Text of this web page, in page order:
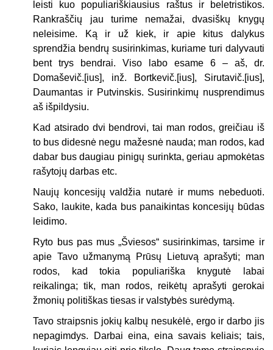
leisti kuo populiariškiausius raštus ir beletristikos.
Rankraščių jau turime nemažai, dvasiškų knygų
neleisime. Ką ir už kiek, ir apie kitus dalykus
sprendžia bendrų susirinkimas, kuriame turi dalyvauti
bent trys bendrai. Viso labo esame 6 – aš, dr.
Domaševič.[ius], inž. Bortkevič.[ius], Sirutavič.[ius],
Daumantas ir Putvinskis. Susirinkimų nusprendimus
aš išpildysiu.
Kad atsirado dvi bendrovi, tai man rodos, greičiau iš
to bus didesnė negu mažesnė nauda; man rodos, kad
dabar bus daugiau pinigų surinkta, geriau apmokėtas
rašytojų darbas etc.
Naujų koncesijų valdžia nutarė ir mums nebeduoti.
Sako, laukite, kada bus panaikintas koncesijų būdas
leidimo.
Ryto bus pas mus „Šviesos“ susirinkimas, tarsime ir
apie Tavo užmanymą Prūsų Lietuvą aprašyti; man
rodos, kad tokia populiariška knygutė labai
reikalinga; tik, man rodos, reikėtų aprašyti gerokai
žmonių politiškas tiesas ir valstybės surėdymą.
Tavo straipsnis jokių kalbų nesukėlė, ergo ir darbo jis
nepagimdys. Darbai eina, eina savais keliais; tais,